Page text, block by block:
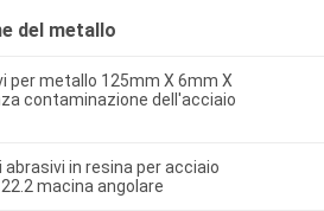
del metallo
per metallo 125mm X 6mm X
contaminazione dell'acciaio
in resina per acciaio
macina angolare